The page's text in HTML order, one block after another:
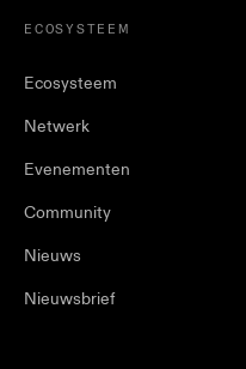
ECOSYSTEEM
Ecosysteem
Netwerk
Evenementen
Community
Nieuws
Nieuwsbrief